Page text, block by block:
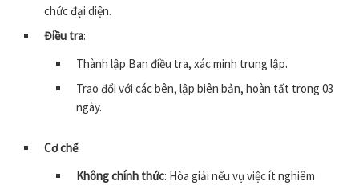
chức đại diện.
Điều tra:
Thành lập Ban điều tra, xác minh trung lập.
Trao đổi với các bên, lập biên bản, hoàn tất trong 03
ngày.
Cơ chế:
Không chính thức: Hòa giải nếu vụ việc ít nghiêm